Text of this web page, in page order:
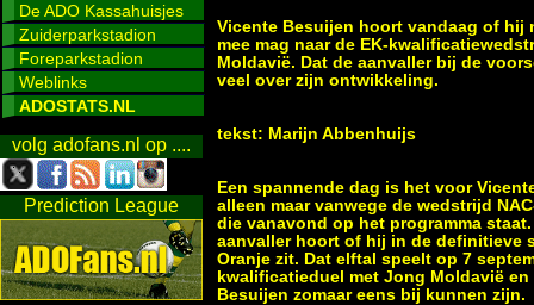
De ADO Kassahuisjes
Zuiderparkstadion
Foreparkstadion
Weblinks
ADOSTATS.NL
volg adofans.nl op ....
Prediction League
Vicente Besuijen hoort vandaag of hij
mee mag naar de EK-
Moldavië. Dat de aanvaller bij de
veel over zijn ontwikkeling.
tekst: Marijn Abbenhuijs
Een spannende dag is het voor
alleen maar vanwege de wedstrijd
die vanavond op het programma staat.
aanvaller hoort of hij in de definitieve
Oranje zit. Dat elftal speelt op 7
kwalificatieduel met Jong Moldavië en
Besuijen zomaar eens bij kunnen zijn.